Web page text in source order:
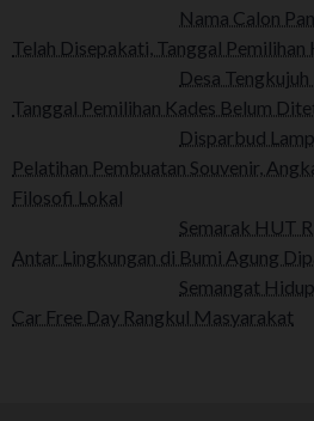
Nama Calon
Telah Disepakati, Tanggal
Desa
Tanggal Pemilihan Kades Belum
Disparbud
Pelatihan Pembuatan Souvenir,
Filosofi Lokal
Semarak HUT
Antar Lingkungan di Bumi Agung
Semangat
Car Free Day Rangkul Masyarakat